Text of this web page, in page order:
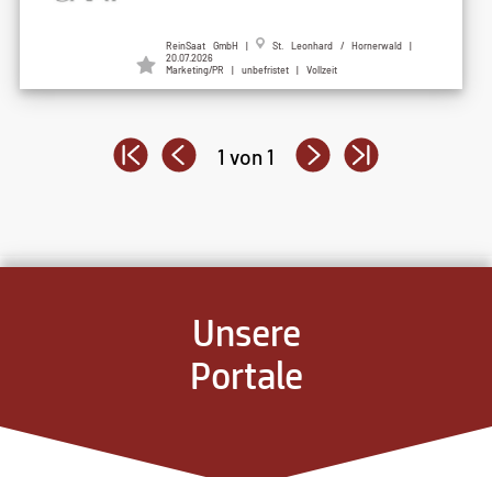
ReinSaat GmbH |
St. Leonhard / Hornerwald |
20.07.2026
Marketing/PR | unbefristet | Vollzeit
1 von 1
Unsere
Portale